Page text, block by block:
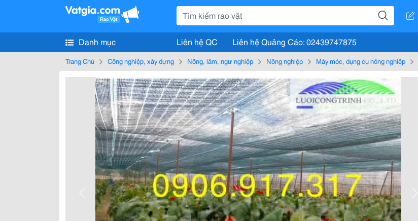
Danh mục Liên hệ QC Liên hệ Quảng Cáo: 02439747875
Trang Chủ Công nghiệp, xây dựng Nông, lâm, ngư nghiệp Nông nghiệp Máy móc, dụng cụ nông nghiệp